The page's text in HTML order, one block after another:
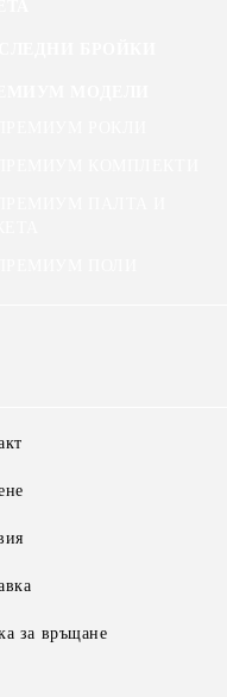
за връщане